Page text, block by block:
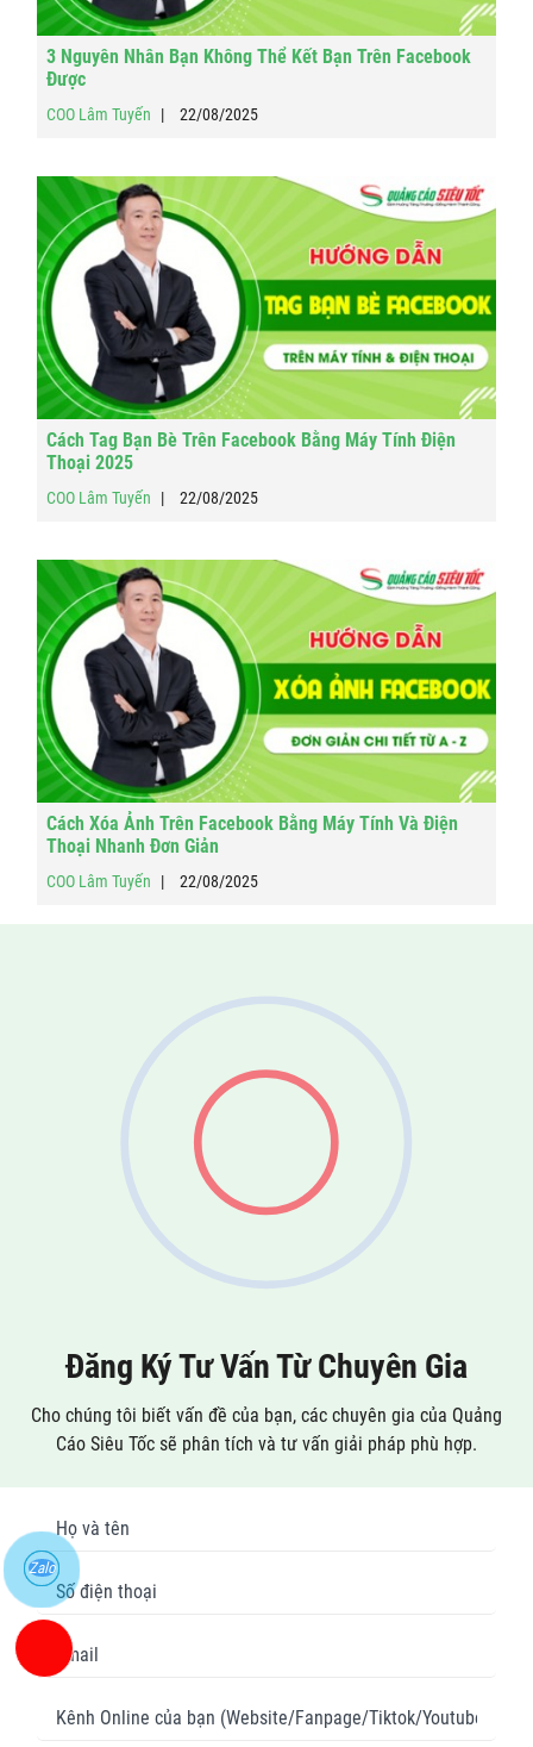
3 Nguyên Nhân Bạn Không Thể Kết Bạn Trên Facebook
Được
COO Lâm Tuyến 22/08/2025
Cách Tag Bạn Bè Trên Facebook Bằng Máy Tính Điện
Thoại 2025
COO Lâm Tuyến 22/08/2025
Cách Xóa Ảnh Trên Facebook Bằng Máy Tính Và Điện
Thoại Nhanh Đơn Giản
COO Lâm Tuyến 22/08/2025
Đăng Ký Tư Vấn Từ Chuyên Gia
Cho chúng tôi biết vấn đề của bạn, các chuyên gia của Quảng
Cáo Siêu Tốc sẽ phân tích và tư vấn giải pháp phù hợp.
Zalo